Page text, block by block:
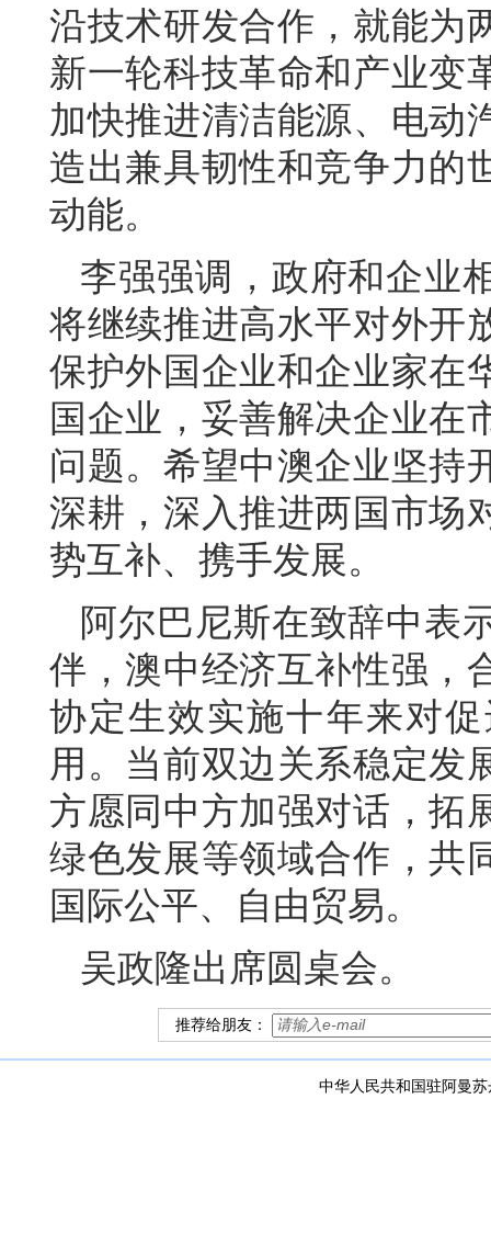
沿技术研发合作，就能为
新一轮科技革命和产业变
加快推进清洁能源、电动
造出兼具韧性和竞争力的
动能。
李强强调，政府和企业
将继续推进高水平对外开
保护外国企业和企业家在
国企业，妥善解决企业在
问题。希望中澳企业坚持
深耕，深入推进两国市场
势互补、携手发展。
阿尔巴尼斯在致辞中表
伴，澳中经济互补性强，
协定生效实施十年来对
用。当前双边关系稳定发
方愿同中方加强对话，拓
绿色发展等领域合作，共
国际公平、自由贸易。
吴政隆出席圆桌会。
推荐给朋友：
中华人民共和国驻阿曼